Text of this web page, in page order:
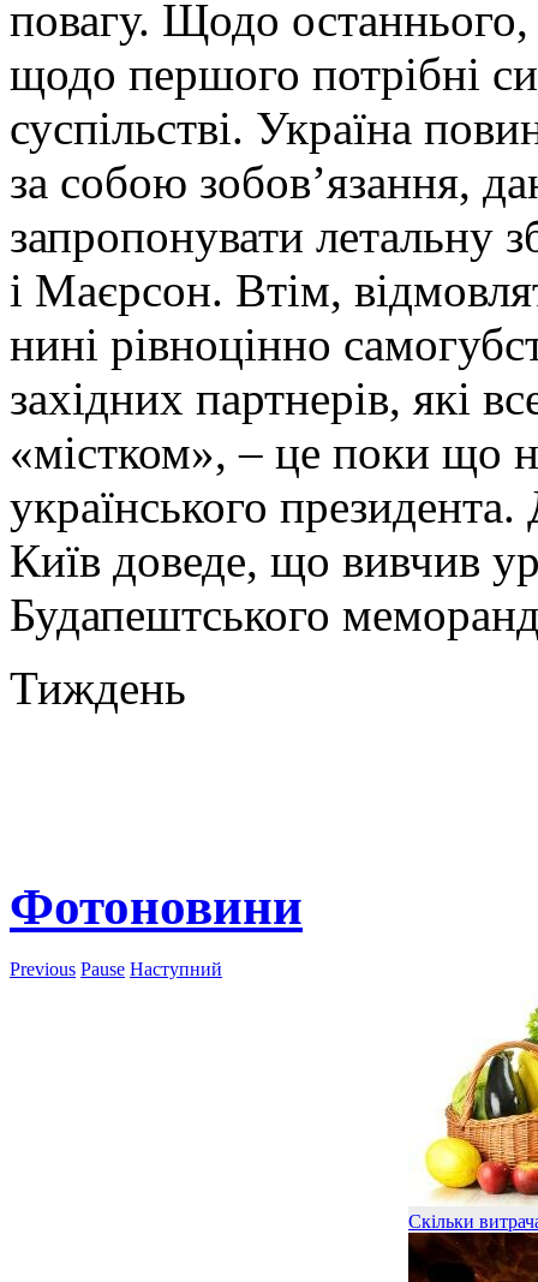
повагу. Щодо
щодо першого потрібні
суспільстві. Україна
за собою зобов’язання,
запропонувати летальну
і Маєрсон. Втім,
нині рівноцінно
західних партнерів, які
«містком», – це поки що
українського
Київ доведе, що вивчив
Будапештського
Тиждень
Фотоновини
Previous Pause Наступний
Скільки